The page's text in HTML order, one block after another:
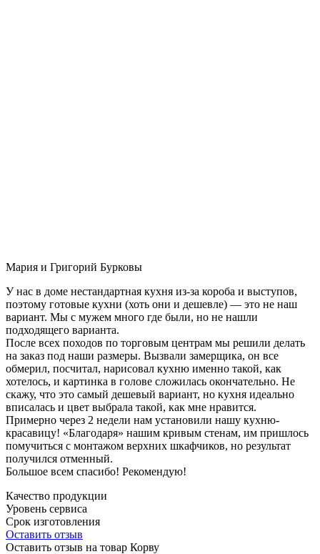
Мария и Григорий Бурковы
У нас в доме нестандартная кухня из-за короба и выступов,
поэтому готовые кухни (хоть они и дешевле) — это не наш
вариант. Мы с мужем много где были, но не нашли
подходящего варианта.
После всех походов по торговым центрам мы решили делать
на заказ под наши размеры. Вызвали замерщика, он все
обмерил, посчитал, нарисовал кухню именно такой, как
хотелось, и картинка в голове сложилась окончательно. Не
скажу, что это самый дешевый вариант, но кухня идеально
вписалась и цвет выбрала такой, как мне нравится.
Примерно через 2 недели нам установили нашу кухню-
красавицу! «Благодаря» нашим кривым стенам, им пришлось
помучиться с монтажом верхних шкафчиков, но результат
получился отменный.
Большое всем спасибо! Рекомендую!
Качество продукции
Уровень сервиса
Срок изготовления
Оставить отзыв
Оставить отзыв на товар Корву